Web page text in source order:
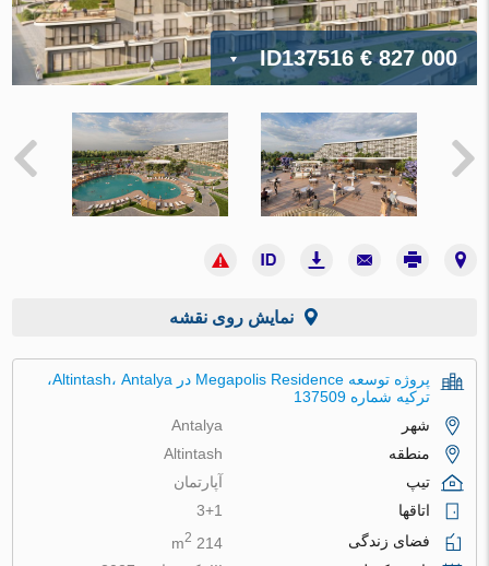
ID137516€ 827 000
نمایش روی نقشه
پروژه توسعه Megapolis Residence در Altintash، Antalya،
ترکیه شماره 137509
شهر
Antalya
منطقه
Altintash
تیپ
آپارتمان
اتاقها
3+1
فضای زندگی
214 m
2